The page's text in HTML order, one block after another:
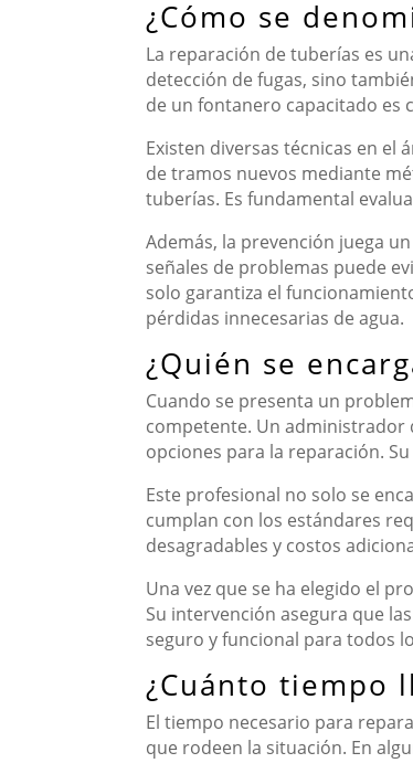
¿Cómo se
La reparación de tuberías es
detección de fugas, sino
de un fontanero capacitado es
Existen diversas técnicas en el
de tramos nuevos mediante
tuberías. Es fundamental
Además, la prevención juega
señales de problemas puede
solo garantiza el
pérdidas innecesarias de agua.
¿Quién se
Cuando se presenta un
competente. Un administrador
opciones para la reparación.
Este profesional no solo se
cumplan con los estándares
desagradables y costos
Una vez que se ha elegido el
Su intervención asegura que
seguro y funcional para todos
¿Cuánto tiempo
El tiempo necesario para
que rodeen la situación. En